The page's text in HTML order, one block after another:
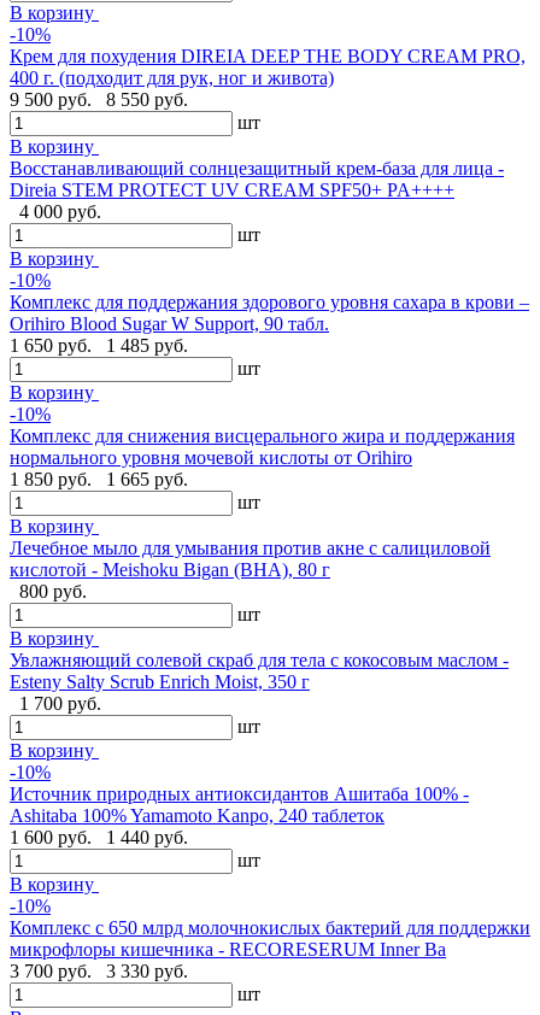
В корзину
-10%
Крем для похудения DIREIA DEEP THE BODY CREAM PRO,
400 г. (подходит для рук, ног и живота)
9 500 руб.
8 550 руб.
шт
В корзину
Восстанавливающий солнцезащитный крем-база для лица -
Direia STEM PROTECT UV CREAM SPF50+ PA++++
4 000 руб.
шт
В корзину
-10%
Комплекс для поддержания здорового уровня сахара в крови –
Orihiro Blood Sugar W Support, 90 табл.
1 650 руб.
1 485 руб.
шт
В корзину
-10%
Комплекс для снижения висцерального жира и поддержания
нормального уровня мочевой кислоты от Orihiro
1 850 руб.
1 665 руб.
шт
В корзину
Лечебное мыло для умывания против акне с салициловой
кислотой - Meishoku Bigan (BHA), 80 г
800 руб.
шт
В корзину
Увлажняющий солевой скраб для тела с кокосовым маслом -
Esteny Salty Scrub Enrich Moist, 350 г
1 700 руб.
шт
В корзину
-10%
Источник природных антиоксидантов Ашитаба 100% -
Ashitaba 100% Yamamoto Kanpo, 240 таблеток
1 600 руб.
1 440 руб.
шт
В корзину
-10%
Комплекс с 650 млрд молочнокислых бактерий для поддержки
микрофлоры кишечника - RECORESERUM Inner Ba
3 700 руб.
3 330 руб.
шт